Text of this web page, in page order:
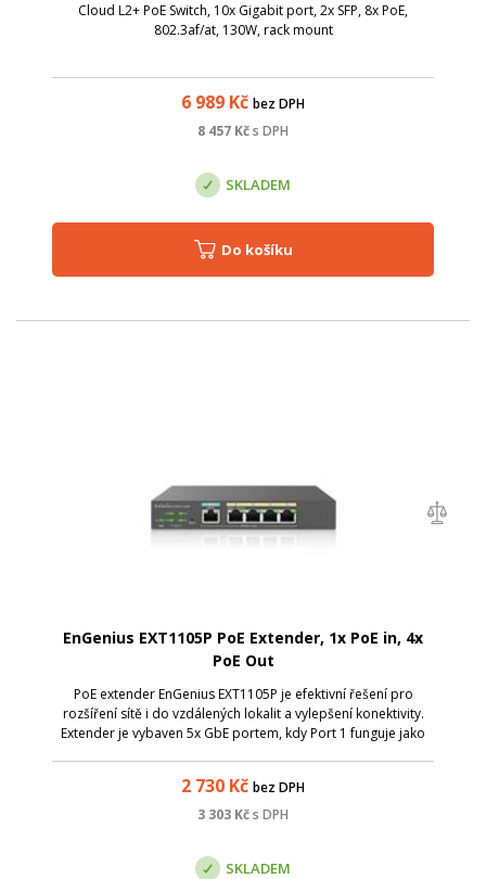
Cloud L2+ PoE Switch, 10x Gigabit port, 2x SFP, 8x PoE,
802.3af/at, 130W, rack mount
6 989 Kč bez DPH
8 457 Kčs DPH
SKLADEM
Do košíku
EnGenius EXT1105P PoE Extender, 1x PoE in, 4x
PoE Out
PoE extender EnGenius EXT1105P je efektivní řešení pro
rozšíření sítě i do vzdálených lokalit a vylepšení konektivity.
Extender je vybaven 5x GbE portem, kdy Port 1 funguje jako
2 730 Kč bez DPH
3 303 Kčs DPH
SKLADEM